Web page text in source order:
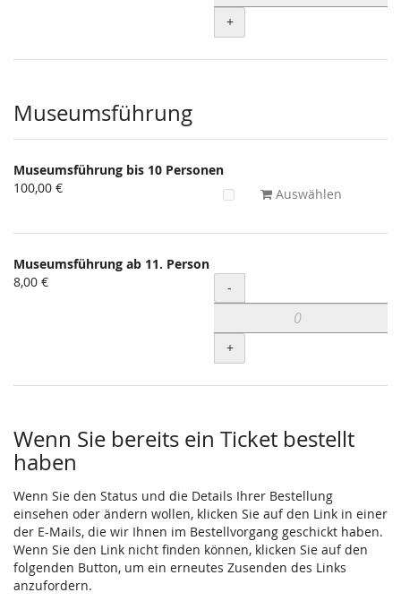
+
Museumsführung
Museumsführung bis 10 Personen
100,00 €
Auswählen
Museumsführung ab 11. Person
8,00 €
Menge
-
+
Wenn Sie bereits ein Ticket bestellt
haben
Wenn Sie den Status und die Details Ihrer Bestellung
einsehen oder ändern wollen, klicken Sie auf den Link in einer
der E-Mails, die wir Ihnen im Bestellvorgang geschickt haben.
Wenn Sie den Link nicht finden können, klicken Sie auf den
folgenden Button, um ein erneutes Zusenden des Links
anzufordern.